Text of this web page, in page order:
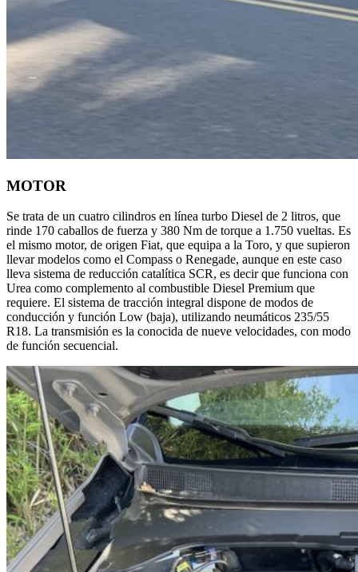
MOTOR
Se trata de un cuatro cilindros en línea turbo Diesel de 2 litros, que
rinde 170 caballos de fuerza y 380 Nm de torque a 1.750 vueltas. Es
el mismo motor, de origen Fiat, que equipa a la Toro, y que supieron
llevar modelos como el Compass o Renegade, aunque en este caso
lleva sistema de reducción catalítica SCR, es decir que funciona con
Urea como complemento al combustible Diesel Premium que
requiere. El sistema de tracción integral dispone de modos de
conducción y función Low (baja), utilizando neumáticos 235/55
R18. La transmisión es la conocida de nueve velocidades, con modo
de función secuencial.